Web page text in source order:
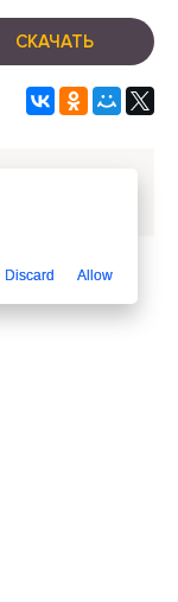
СКАЧАТЬ
Discard Allow